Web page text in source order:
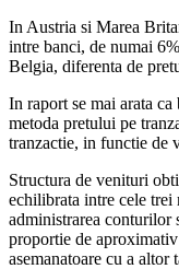
In Austria si Marea
intre banci, de numai
Belgia, diferenta de
In raport se mai arata
metoda pretului pe
tranzactie, in functie de
Structura de venituri
echilibrata intre cele
administrarea conturilor
proportie de
asemanatoare cu a